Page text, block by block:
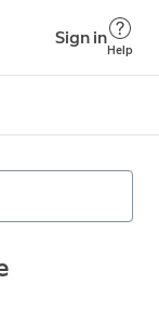
Sign in
Help